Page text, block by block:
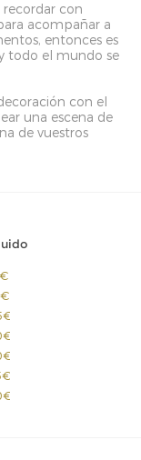
recordar con
acompañar a
entonces es
todo el mundo se
con el
una escena de
de vuestros